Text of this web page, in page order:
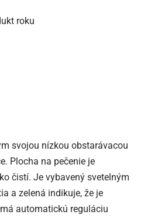
roku
svojou nízkou obstarávacou
Plocha na pečenie je
čistí. Je vybavený svetelným
a zelená indikuje, že je
automatickú reguláciu